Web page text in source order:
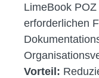
LimeBook
erforderlichen
Vorteil: